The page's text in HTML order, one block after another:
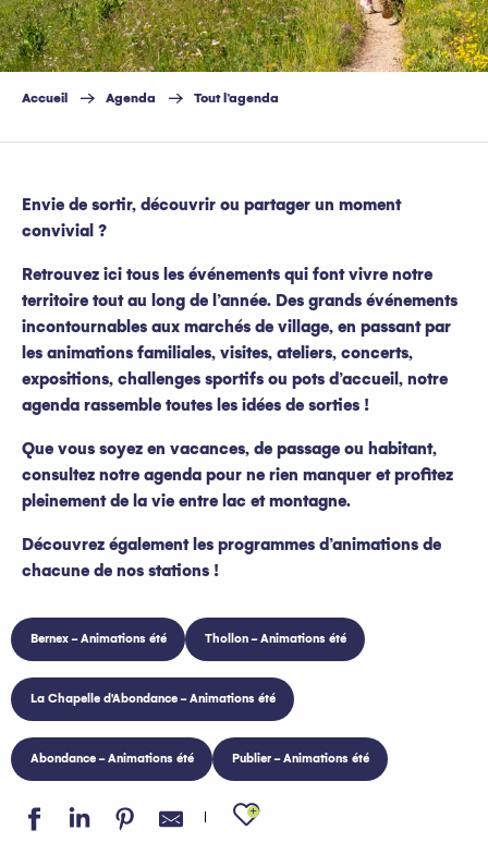
Accueil Agenda Tout l’agenda
Envie de sortir, découvrir ou partager un moment
convivial ?
Retrouvez ici tous les événements qui font vivre notre
territoire tout au long de l’année. Des grands événements
incontournables aux marchés de village, en passant par
les animations familiales, visites, ateliers, concerts,
expositions, challenges sportifs ou pots d’accueil, notre
agenda rassemble toutes les idées de sorties !
Que vous soyez en vacances, de passage ou habitant,
consultez notre agenda pour ne rien manquer et profitez
pleinement de la vie entre lac et montagne.
Découvrez également les programmes d’animations de
chacune de nos stations !
Bernex - Animations été Thollon - Animations été
La Chapelle d'Abondance - Animations été
Abondance - Animations été Publier - Animations été
Ajouter aux